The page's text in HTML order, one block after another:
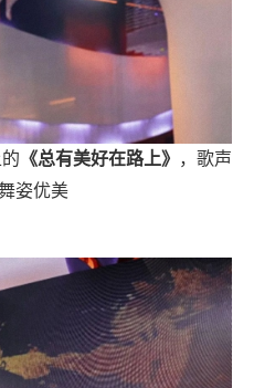
《总有美好在路上》 ，歌声
姿优美